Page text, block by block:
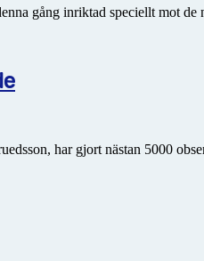
gång inriktad speciellt mot
har gjort nästan 5000